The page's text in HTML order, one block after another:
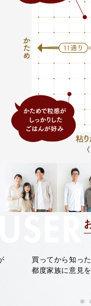
買ってから知った「わ
都度家族に意見を聞き